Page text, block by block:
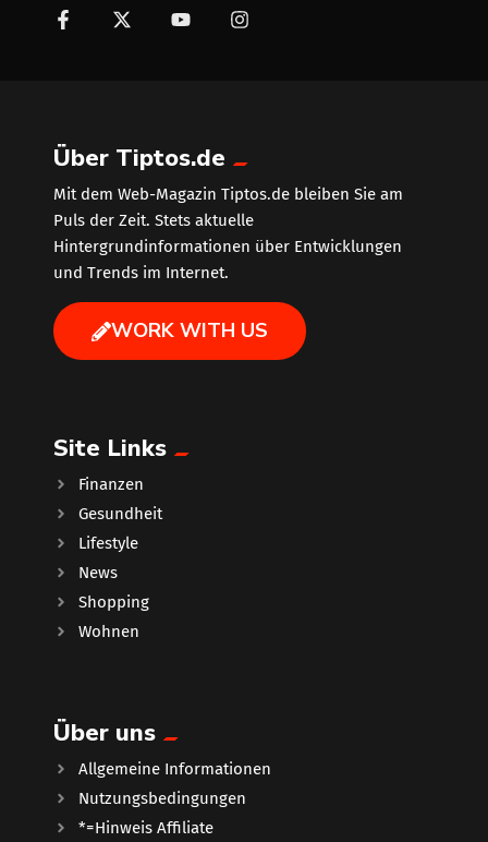
Über Tiptos.de
Mit dem Web-Magazin Tiptos.de bleiben Sie am
Puls der Zeit. Stets aktuelle
Hintergrundinformationen über Entwicklungen
und Trends im Internet.
WORK WITH US
Site Links
Finanzen
Gesundheit
Lifestyle
News
Shopping
Wohnen
Über uns
Allgemeine Informationen
Nutzungsbedingungen
*=Hinweis Affiliate